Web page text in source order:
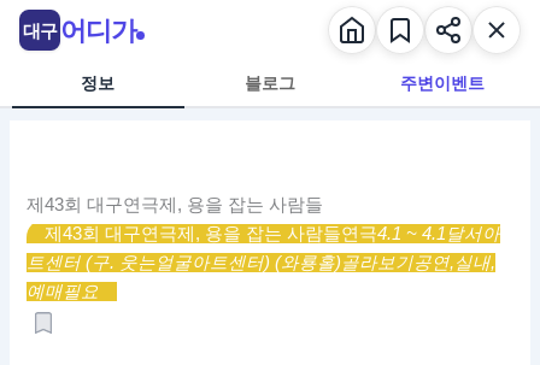
정보 블로그 주변이벤트
제43회 대구연극제, 용을 잡는 사람들
제43회 대구연극제, 용을 잡는 사람들연극4.1 ~ 4.1달서아
트센터 (구. 웃는얼굴아트센터) (와룡홀)골라보기공연,실내,
예매필요
대구 어디가